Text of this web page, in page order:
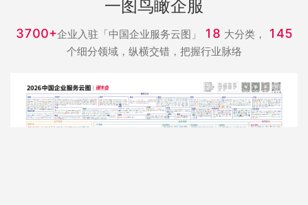
一图鸟瞰企服
3700+企业入驻「中国企业服务云图」 18 大分类， 145
个细分领域，纵横交错，把握行业脉络